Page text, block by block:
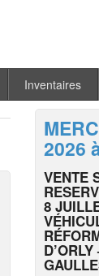
Inventaires
2026
VENTE
8